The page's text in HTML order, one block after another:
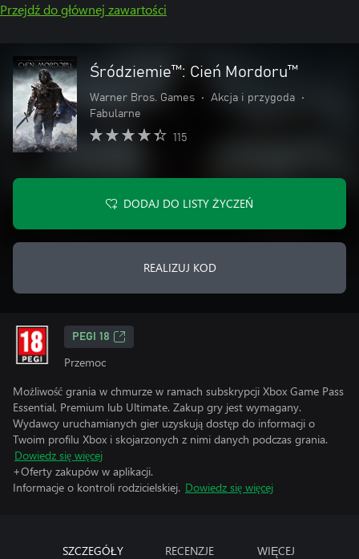
Przejdź do głównej zawartości
Śródziemie™: Cień Mordoru™
Warner Bros. Games • Akcja i przygoda
•
Fabularne
115
DODAJ DO LISTY ŻYCZEŃ
REALIZUJ KOD
PEGI 18
Przemoc
Możliwość grania w chmurze w ramach subskrypcji Xbox Game Pass
Essential, Premium lub Ultimate. Zakup gry jest wymagany.
Wydawcy uruchamianych gier uzyskują dostęp do informacji o
Twoim profilu Xbox i skojarzonych z nimi danych podczas grania.
Dowiedz się więcej
+Oferty zakupów w aplikacji.
Informacje o kontroli rodzicielskiej. Dowiedz się więcej
SZCZEGÓŁY RECENZJE WIĘCEJ